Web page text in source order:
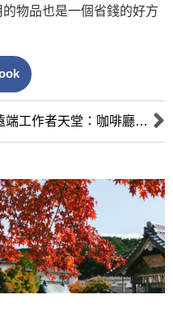
物品也是一個省錢的好方
遠端工作者天堂：咖啡廳巡禮 – 不同風格咖啡廳指南，高效工作新選擇